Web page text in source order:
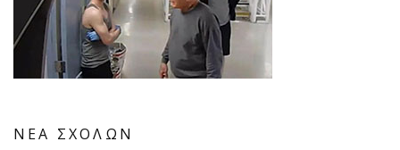
ΝΕΑ ΣΧΟΛΩΝ